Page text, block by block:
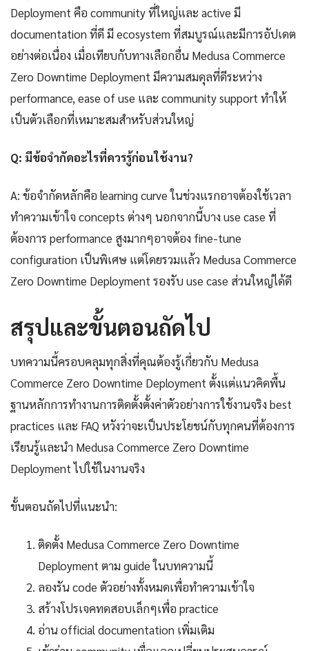
Deployment คือ community ที่ใหญ่และ active มี
documentation ที่ดี มี ecosystem ที่สมบูรณ์และมีการอัปเดต
อย่างต่อเนื่อง เมื่อเทียบกับทางเลือกอื่น Medusa Commerce
Zero Downtime Deployment มีความสมดุลที่ดีระหว่าง
performance, ease of use และ community support ทำให้
เป็นตัวเลือกที่เหมาะสมสำหรับส่วนใหญ่
Q: มีข้อจำกัดอะไรที่ควรรู้ก่อนใช้งาน?
A: ข้อจำกัดหลักคือ learning curve ในช่วงแรกอาจต้องใช้เวลา
ทำความเข้าใจ concepts ต่างๆ นอกจากนี้บาง use case ที่
ต้องการ performance สูงมากๆอาจต้อง fine-tune
configuration เป็นพิเศษ แต่โดยรวมแล้ว Medusa Commerce
Zero Downtime Deployment รองรับ use case ส่วนใหญ่ได้ดี
สรุปและขั้นตอนถัดไป
บทความนี้ครอบคลุมทุกสิ่งที่คุณต้องรู้เกี่ยวกับ Medusa
Commerce Zero Downtime Deployment ตั้งแต่แนวคิดพื้น
ฐานหลักการทำงานการติดตั้งตั้งค่าตัวอย่างการใช้งานจริง best
practices และ FAQ หวังว่าจะเป็นประโยชน์กับทุกคนที่ต้องการ
เรียนรู้และนำ Medusa Commerce Zero Downtime
Deployment ไปใช้ในงานจริง
ขั้นตอนถัดไปที่แนะนำ:
ติดตั้ง Medusa Commerce Zero Downtime
Deployment ตาม guide ในบทความนี้
ลองรัน code ตัวอย่างทั้งหมดเพื่อทำความเข้าใจ
สร้างโปรเจคทดสอบเล็กๆเพื่อ practice
อ่าน official documentation เพิ่มเติม